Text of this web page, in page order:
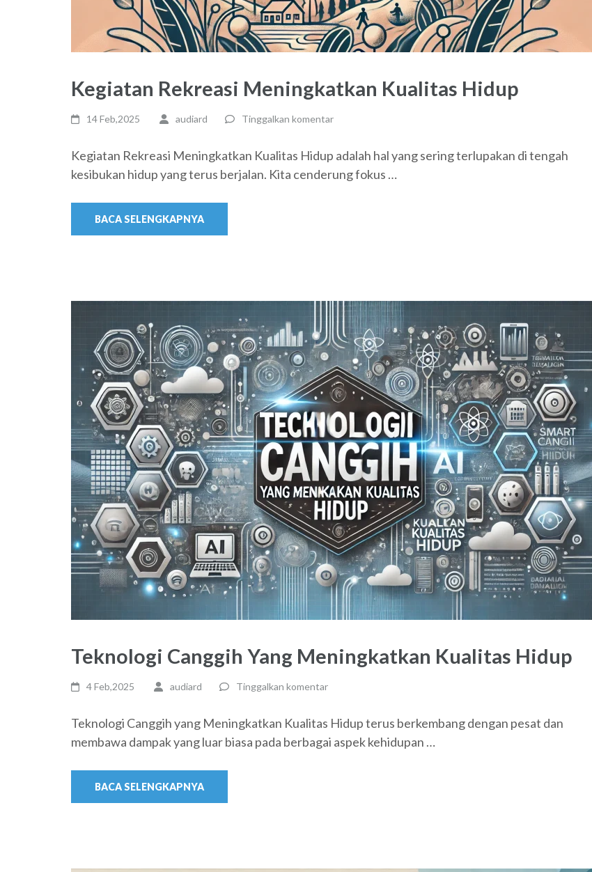
Kegiatan Rekreasi Meningkatkan Kualitas Hidup
14 Feb,2025 audiard Tinggalkan komentar
Kegiatan Rekreasi Meningkatkan Kualitas Hidup adalah hal yang sering terlupakan di tengah
kesibukan hidup yang terus berjalan. Kita cenderung fokus …
BACA SELENGKAPNYA
Teknologi Canggih Yang Meningkatkan Kualitas Hidup
4 Feb,2025 audiard Tinggalkan komentar
Teknologi Canggih yang Meningkatkan Kualitas Hidup terus berkembang dengan pesat dan
membawa dampak yang luar biasa pada berbagai aspek kehidupan …
BACA SELENGKAPNYA